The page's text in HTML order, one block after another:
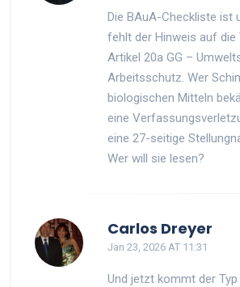
Die BAuA-Checkliste ist
fehlt der Hinweis auf die
Artikel 20a GG –
Arbeitsschutz. Wer
biologischen Mitteln
eine
eine 27-seitige
Wer will sie lesen?
Carlos Dreyer
Jan 23, 2026 AT 11:31
Und jetzt kommt der